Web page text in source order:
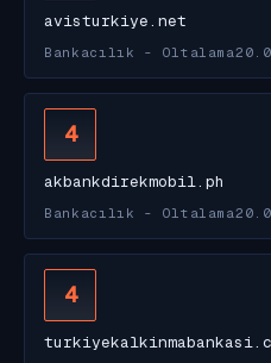
avisturkiye.net
Bankacılık - Oltalama
4
akbankdirekmobil.ph
Bankacılık - Oltalama
4